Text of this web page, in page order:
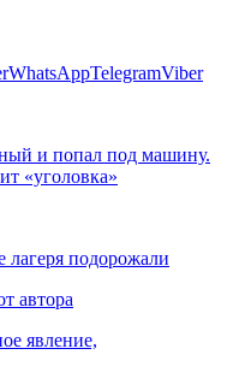
WhatsAppTelegramViber
и попал под машину.
«уголовка»
лагеря подорожали
автора
явление,